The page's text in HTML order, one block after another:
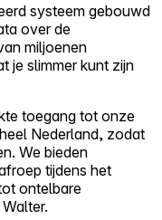
systeem gebouwd
over de
miljoenen
je slimmer kunt zijn
toegang tot onze
Nederland, zodat
We bieden
tijdens het
ontelbare